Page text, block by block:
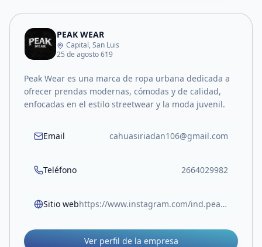
PEAK WEAR
Capital, San Luis
25 de agosto 619
Peak Wear es una marca de ropa urbana dedicada a
ofrecer prendas modernas, cómodas y de calidad,
enfocadas en el estilo streetwear y la moda juvenil.
Email cahuasiriadan106@gmail.com
Teléfono 2664029982
Sitio web https://www.instagram.com/ind.peak?utm_source=ig_web_button_share_sheet&igsh=ZDNlZDc0MzIxNw==
Ver perfil de la empresa